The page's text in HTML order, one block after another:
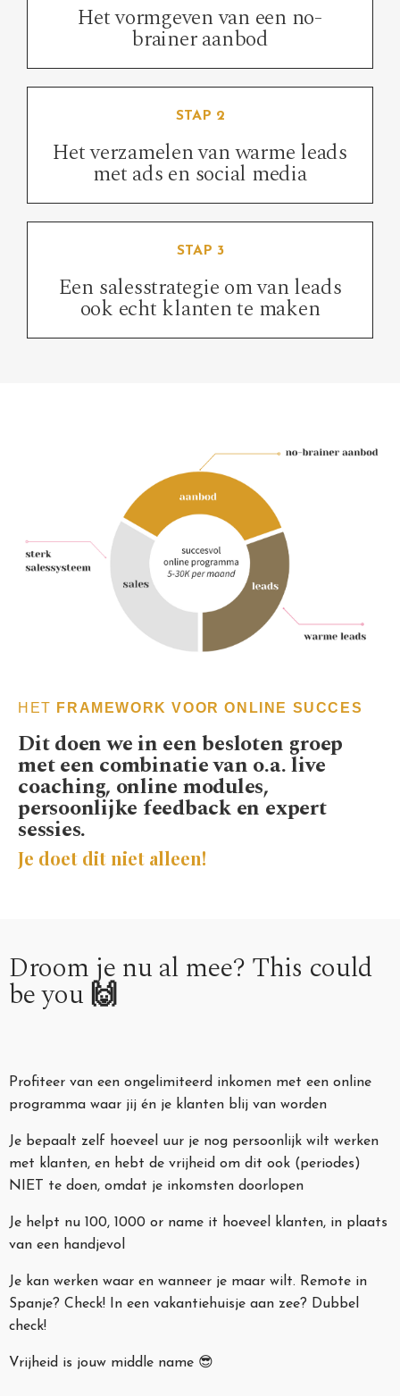
Het vormgeven van een no-
brainer aanbod
STAP 2
Het verzamelen van warme leads
met ads en social media
STAP 3
Een salesstrategie om van leads
ook echt klanten te maken
HÉT FRAMEWORK VOOR ONLINE SUCCES
Dit doen we in een besloten groep
met een combinatie van o.a. live
coaching, online modules,
persoonlijke feedback en expert
sessies.
Je doet dit niet alleen!
Droom je nu al mee? This could
be you🙌
Profiteer van een ongelimiteerd inkomen met een online
programma waar jij én je klanten blij van worden
Je bepaalt zelf hoeveel uur je nog persoonlijk wilt werken
met klanten, en hebt de vrijheid om dit ook (periodes)
NIET te doen, omdat je inkomsten doorlopen
Je helpt nu 100, 1000 or name it hoeveel klanten, in plaats
van een handjevol
Je kan werken waar en wanneer je maar wilt. Remote in
Spanje? Check! In een vakantiehuisje aan zee? Dubbel
check!
Vrijheid is jouw middle name 😎